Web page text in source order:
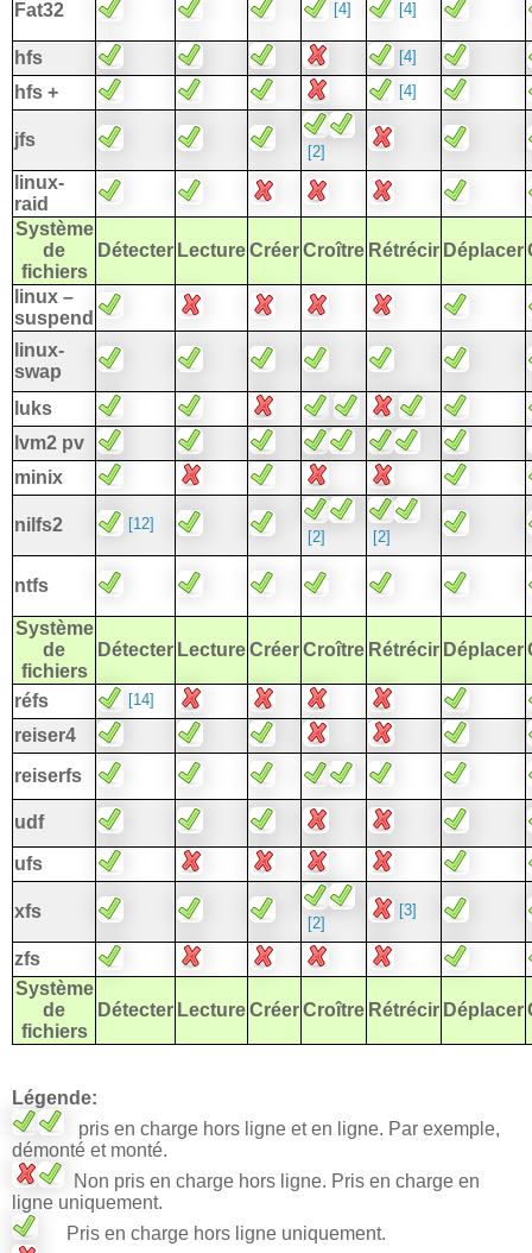
Fat32 [4] [4]
hfs [4]
hfs + [4]
jfs
[2]
linux-
raid
Système
de
fichiers
Détecter LectureCréerCroître Rétrécir Déplacer
linux –
suspend
linux-
swap
luks
lvm2 pv
minix
nilfs2 [12]
[2] [2]
ntfs
Système
de
fichiers
Détecter LectureCréerCroître Rétrécir Déplacer
réfs [14]
reiser4
reiserfs
udf
ufs
xfs
[2]
[3]
zfs
Système
de
fichiers
Détecter LectureCréerCroître Rétrécir Déplacer
Légende:
pris en charge hors ligne et en ligne. Par exemple,
démonté et monté.
Non pris en charge hors ligne. Pris en charge en
ligne uniquement.
Pris en charge hors ligne uniquement.